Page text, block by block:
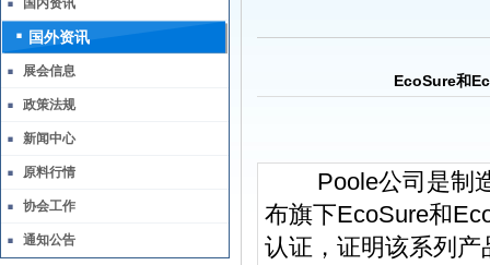
EcoSure和
Poole公司是制造
布旗下EcoSure和
认证，证明该系列
国内资讯
国外资讯
展会信息
政策法规
新闻中心
原料行情
协会工作
通知公告